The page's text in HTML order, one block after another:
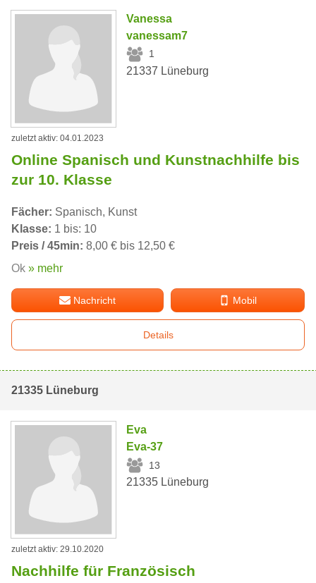
Vanessa
vanessam7
1
21337 Lüneburg
zuletzt aktiv: 04.01.2023
Online Spanisch und Kunstnachhilfe bis
zur 10. Klasse
Fächer: Spanisch, Kunst
Klasse: 1 bis: 10
Preis / 45min: 8,00 € bis 12,50 €
Ok » mehr
Nachricht Mobil
Details
21335 Lüneburg
Eva
Eva-37
13
21335 Lüneburg
zuletzt aktiv: 29.10.2020
Nachhilfe für Französisch